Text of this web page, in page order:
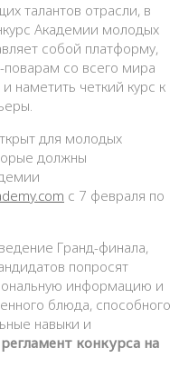
талантов отрасли, в
Академии молодых
собой платформу,
со всего мира
наметить четкий курс к
для молодых
должны
с 7 февраля по
Гранд-финала,
попросят
информацию и
блюда, способного
навыки и
конкурса на